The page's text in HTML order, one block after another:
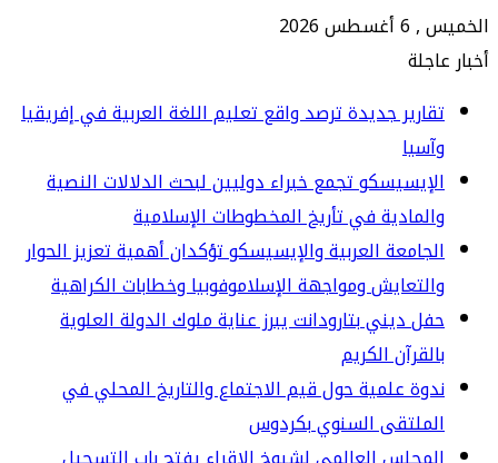
2026
جديدة ترصد واقع تعليم اللغة العربية في إفريقيا
تجمع خبراء دوليين لبحث الدلالات النصية
في تأريخ المخطوطات الإسلامية
العربية والإيسيسكو تؤكدان أهمية تعزيز الحوار
ومواجهة الإسلاموفوبيا وخطابات الكراهية
ديني بتارودانت يبرز عناية ملوك الدولة العلوية
الكريم
علمية حول قيم الاجتماع والتاريخ المحلي في
السنوي بكردوس